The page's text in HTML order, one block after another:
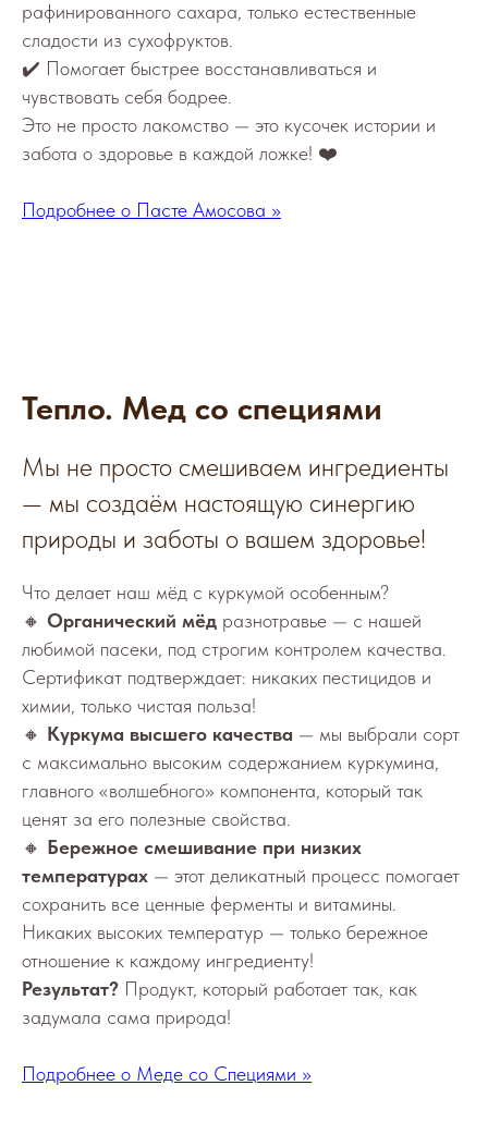
рафинированного сахара, только естественные
сладости из сухофруктов.
✔️ Помогает быстрее восстанавливаться и
чувствовать себя бодрее.
Это не просто лакомство — это кусочек истории и
забота о здоровье в каждой ложке! ❤️
Подробнее о Пасте Амосова >>
Тепло. Мед со специями
Мы не просто смешиваем ингредиенты
— мы создаём настоящую синергию
природы и заботы о вашем здоровье!
Что делает наш мёд с куркумой особенным?
🔸 Органический мёд разнотравье — с нашей
любимой пасеки, под строгим контролем качества.
Сертификат подтверждает: никаких пестицидов и
химии, только чистая польза!
🔸 Куркума высшего качества — мы выбрали сорт
с максимально высоким содержанием куркумина,
главного «волшебного» компонента, который так
ценят за его полезные свойства.
🔸 Бережное смешивание при низких
температурах — этот деликатный процесс помогает
сохранить все ценные ферменты и витамины.
Никаких высоких температур — только бережное
отношение к каждому ингредиенту!
Результат? Продукт, который работает так, как
задумала сама природа!
Подробнее о Меде со Специями >>